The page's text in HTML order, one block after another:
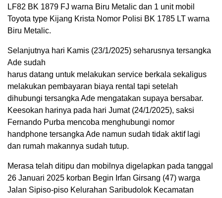
LF82 BK 1879 FJ warna Biru Metalic dan 1 unit mobil
Toyota type Kijang Krista Nomor Polisi BK 1785 LT warna
Biru Metalic.
Selanjutnya hari Kamis (23/1/2025) seharusnya tersangka
Ade sudah
harus datang untuk melakukan service berkala sekaligus
melakukan pembayaran biaya rental tapi setelah
dihubungi tersangka Ade mengatakan supaya bersabar.
Keesokan harinya pada hari Jumat (24/1/2025), saksi
Fernando Purba mencoba menghubungi nomor
handphone tersangka Ade namun sudah tidak aktif lagi
dan rumah makannya sudah tutup.
Merasa telah ditipu dan mobilnya digelapkan pada tanggal
26 Januari 2025 korban Begin Irfan Girsang (47) warga
Jalan Sipiso-piso Kelurahan Saribudolok Kecamatan